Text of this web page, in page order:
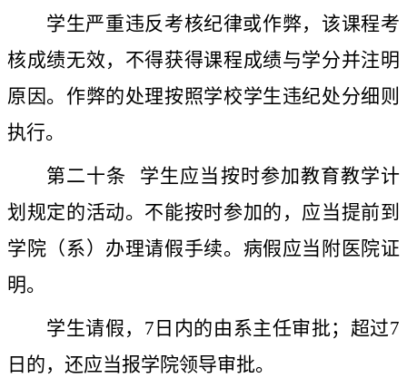
学生严重违反考核纪律或作弊，该课程考
核成绩无效，不得获得课程成绩与学分并注明
原因。作弊的处理按照学校学生违纪处分细则
执行。
第二十条
学生应当按时参加教育教学计
划规定的活动。不能按时参加的，应当提前到
学院（系）办理请假手续。病假应当附医院证
明。
学生请假， 7 日内的由系主任审批；超过7
日的，还应当报学院领导审批。